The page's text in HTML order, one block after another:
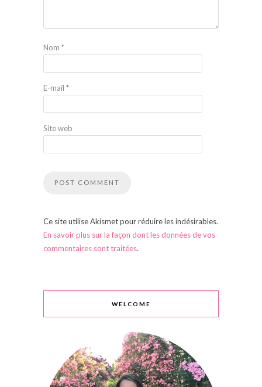
Nom *
E-mail *
Site web
Ce site utilise Akismet pour réduire les indésirables.
En savoir plus sur la façon dont les données de vos
commentaires sont traitées.
WELCOME